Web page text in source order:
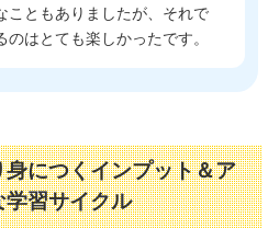
こともありましたが、それで
のはとても楽しかったです。
につくインプット＆ア
習サイクル